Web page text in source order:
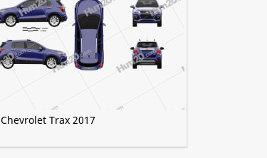
Chevrolet Trax 2017